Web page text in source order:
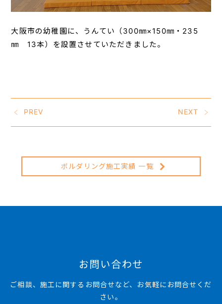
大阪市の幼稚園に、うんてい（300㎜×150㎜・235
㎜ 13本）を設置させていただきました。
PREV NEXT
ボルダリング施工実績 一覧
お問い合わせ
ご相談、施工に関するお問合せなど、お気軽にお問合せくだ
さい。